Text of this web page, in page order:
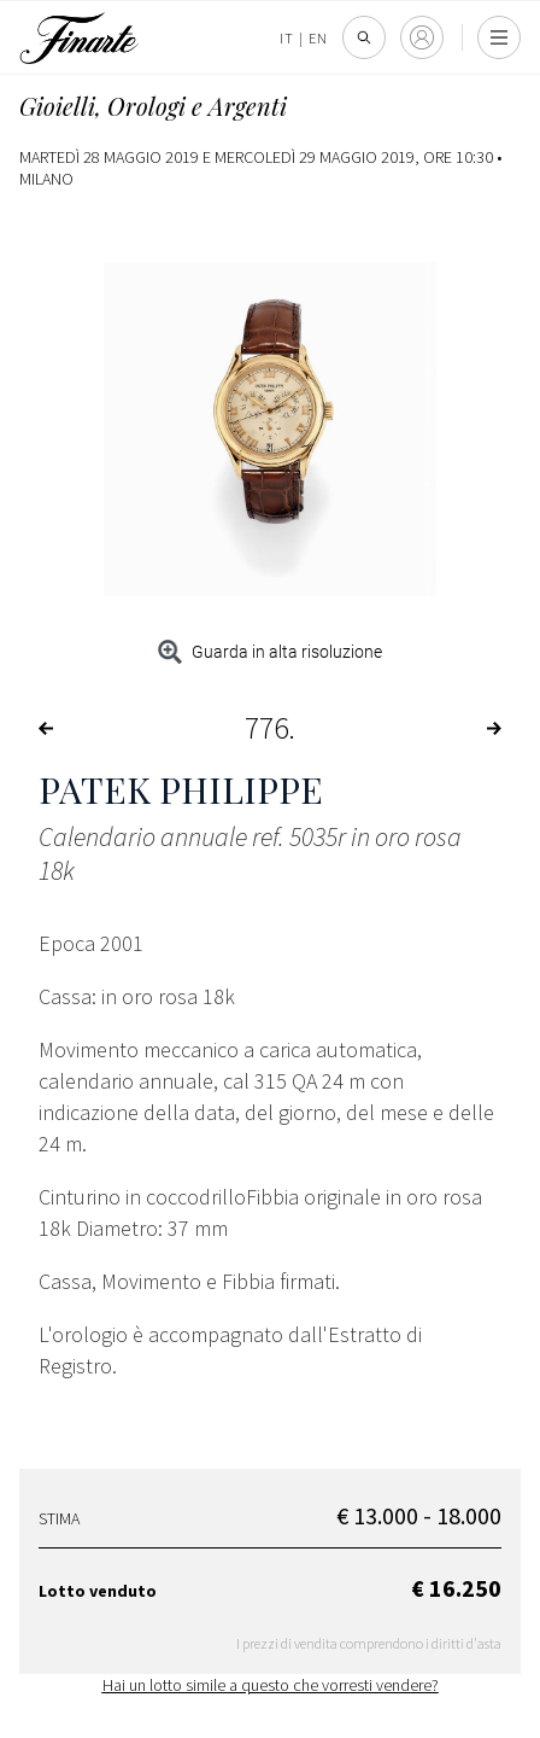
IT | EN
Gioielli, Orologi e Argenti
MARTEDÌ 28 MAGGIO 2019 E MERCOLEDÌ 29 MAGGIO 2019, ORE 10:30 •
MILANO
Guarda in alta risoluzione
776
PATEK PHILIPPE
Calendario annuale ref. 5035r in oro rosa
18k
Epoca 2001
Cassa: in oro rosa 18k
Movimento meccanico a carica automatica,
calendario annuale, cal 315 QA 24 m con
indicazione della data, del giorno, del mese e delle
24 m.
Cinturino in coccodrilloFibbia originale in oro rosa
18k Diametro: 37 mm
Cassa, Movimento e Fibbia firmati.
L'orologio è accompagnato dall'Estratto di
Registro.
STIMA € 13.000 - 18.000
Lotto venduto € 16.250
I prezzi di vendita comprendono i diritti d'asta
Hai un lotto simile a questo che vorresti vendere?